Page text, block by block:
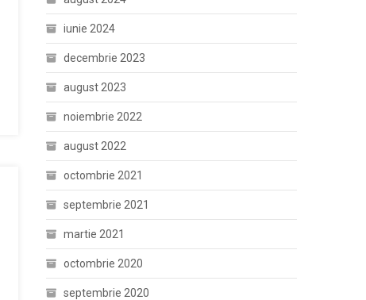
iunie 2024
decembrie 2023
august 2023
noiembrie 2022
august 2022
octombrie 2021
septembrie 2021
martie 2021
octombrie 2020
septembrie 2020